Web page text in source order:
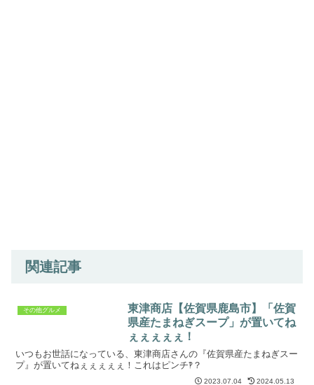
関連記事
その他グルメ
東津商店【佐賀県鹿島市】「佐賀
県産たまねぎスープ」が置いてね
ぇぇぇぇぇ！
いつもお世話になっている、東津商店さんの『佐賀県産たまねぎスー
プ』が置いてねぇぇぇぇぇ！これはピンチ‽？
2023.07.04 2024.05.13